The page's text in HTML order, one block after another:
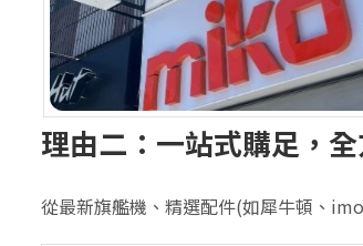
理由二：一站式購足，
從最新旗艦機、精選配件(如犀牛頓、